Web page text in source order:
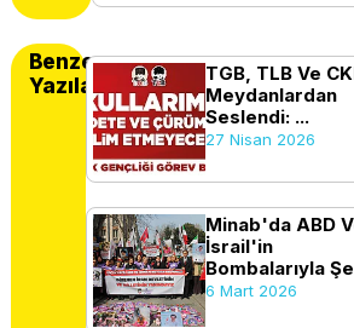
Benzer
Yazılar
TGB, TLB Ve
Meydanlardan
Seslendi: ...
27 Nisan 2026
Minab'da ABD
İsrail'in
Bombalarıyla
6 Mart 2026